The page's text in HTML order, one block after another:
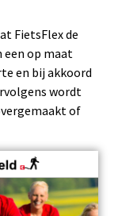
FietsFlex de
een op maat
en bij akkoord
wordt
of